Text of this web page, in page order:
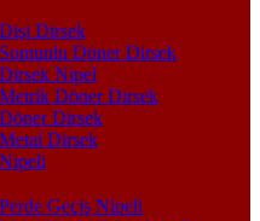
Dirsek
Döner Dirsek
Nipel
Döner Dirsek
Dirsek
Dirsek
Geçiş Nipeli